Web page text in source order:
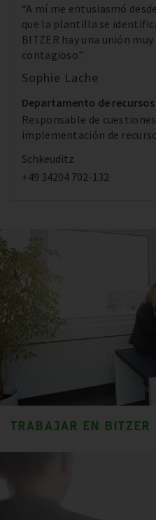
“A mí me entusiasmó
que la plantilla se
BITZER hay una unión
contagioso".
Sophie Lache
Departamento de
Responsable de
implementación de
Schkeuditz
+49 34204 702-132
TRABAJAR EN BITZER